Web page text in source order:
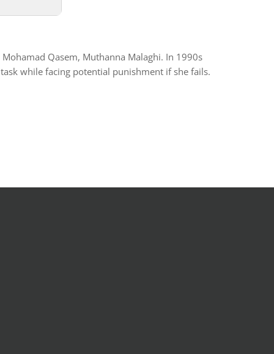
Qasem, Muthanna Malaghi. In 1990s
while facing potential punishment if she fails.